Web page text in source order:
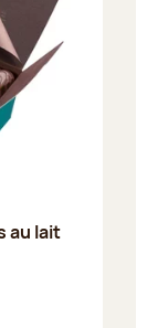
au lait